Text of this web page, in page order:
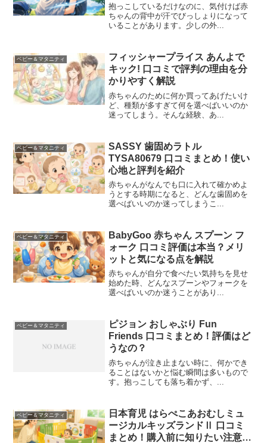
抱っこしているだけなのに、気付けば赤
ちゃんの背中が汗でびっしょりになって
いることがあります。少しの外...
ベビー＆マタニティ
フィッシャープライス あんよで
キック! 口コミで評判の理由を分
かりやすく解説
赤ちゃんのために何か買ってあげたいけ
ど、種類が多すぎて何を選べばいいのか
迷ってしまう。そんな経験、あ...
ベビー＆マタニティ
SASSY 歯固めラトル
TYSA80679 口コミまとめ！使い
心地と評判を紹介
赤ちゃんがなんでも口に入れて確かめよ
うとする時期になると、どんな歯固めを
選べばいいのか迷ってしまうこ...
ベビー＆マタニティ
BabyGoo 赤ちゃん スプーン フ
ォーク 口コミ評価は本当？メリ
ットと気になる点を解説
赤ちゃんが自分で食べたい気持ちを見せ
始めた時、どんなスプーンやフォークを
選べばいいのか迷うことがあり...
ベビー＆マタニティ
ピジョン おしゃぶり Fun
Friends 口コミまとめ！評価はど
うなの？
赤ちゃんが泣き止まない時に、何かでき
ることはないかと悩む瞬間は多いもので
す。抱っこしても落ち着かず、...
ベビー＆マタニティ
日本育児 はらぺこあおむしミュ
ージカルキッズランドⅡ 口コミ
まとめ！購入前に知りたい注意点